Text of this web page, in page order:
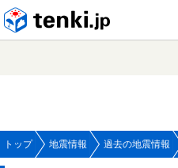
トップ 地震情報 過去の地震情報